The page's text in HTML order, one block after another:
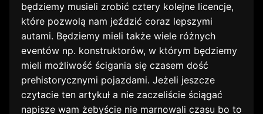
będziemy musieli zrobić cztery kolejne licencje,
które pozwolą nam jeździć coraz lepszymi
autami. Będziemy mieli także wiele różnych
eventów np. konstruktorów, w którym będziemy
mieli możliwość ścigania się czasem dość
prehistorycznymi pojazdami. Jeżeli jeszcze
czytacie ten artykuł a nie zaczeliście ściągać
napisze wam żebyście nie marnowali czasu bo to